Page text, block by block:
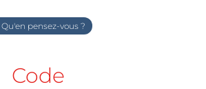
Qu'en pensez-vous ?
Code